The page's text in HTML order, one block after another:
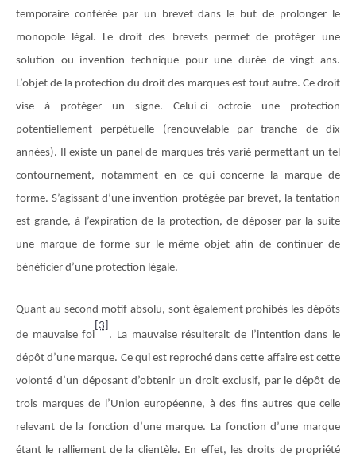
temporaire conférée par un brevet dans le but de prolonger le
monopole légal. Le droit des brevets permet de protéger une
solution ou invention technique pour une durée de vingt ans.
L’objet de la protection du droit des marques est tout autre. Ce droit
vise à protéger un signe. Celui-ci octroie une protection
potentiellement perpétuelle (renouvelable par tranche de dix
années). Il existe un panel de marques très varié permettant un tel
contournement, notamment en ce qui concerne la marque de
forme. S’agissant d’une invention protégée par brevet, la tentation
est grande, à l’expiration de la protection, de déposer par la suite
une marque de forme sur le même objet afin de continuer de
bénéficier d’une protection légale.
Quant au second motif absolu, sont également prohibés les dépôts
de mauvaise foi
[3]
. La mauvaise résulterait de l’intention dans le
dépôt d’une marque. Ce qui est reproché dans cette affaire est cette
volonté d’un déposant d’obtenir un droit exclusif, par le dépôt de
trois marques de l’Union européenne, à des fins autres que celle
relevant de la fonction d’une marque. La fonction d’une marque
étant le ralliement de la clientèle. En effet, les droits de propriété